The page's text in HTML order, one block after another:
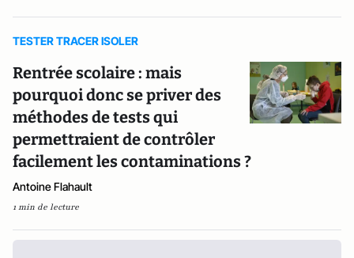
TESTER TRACER ISOLER
Rentrée scolaire : mais
pourquoi donc se priver des
méthodes de tests qui
permettraient de contrôler
facilement les contaminations ?
Antoine Flahault
1 min de lecture